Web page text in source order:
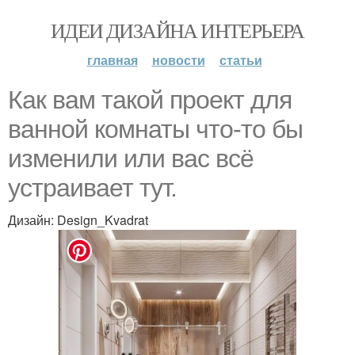
ИДЕИ ДИЗАЙНА ИНТЕРЬЕРА
главная новости статьи
Как вам такой проект для
ванной комнаты что-то бы
изменили или вас всё
устраивает тут.
Дизайн: Design_Kvadrat